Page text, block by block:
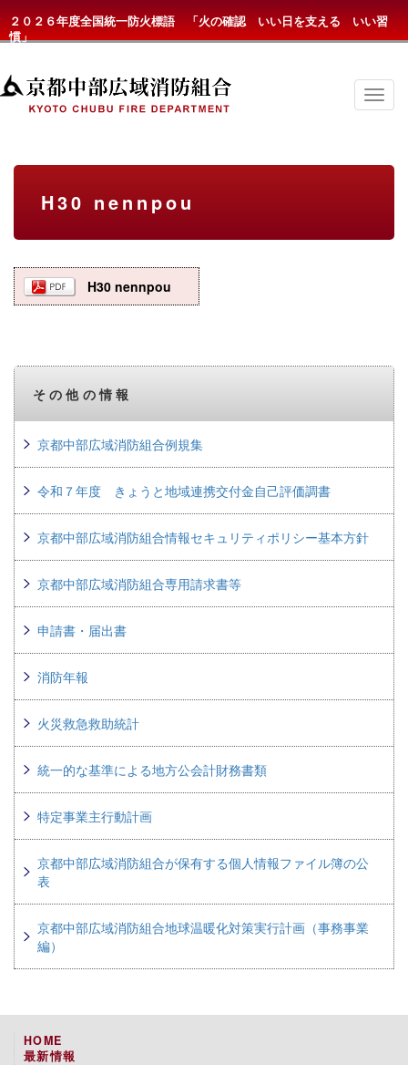
２０２６年度全国統一防火標語 「火の確認 いい日を支える いい習
慣」
京
都
H30 nennpou
H30 nennpou
その他の情報
京都中部広域消防組合例規集
令和７年度 きょうと地域連携交付金自己評価調書
京都中部広域消防組合情報セキュリティポリシー基本方針
京都中部広域消防組合専用請求書等
申請書・届出書
消防年報
火災救急救助統計
統一的な基準による地方公会計財務書類
特定事業主行動計画
京都中部広域消防組合が保有する個人情報ファイル簿の公
表
京都中部広域消防組合地球温暖化対策実行計画（事務事業
編）
HOME
最新情報